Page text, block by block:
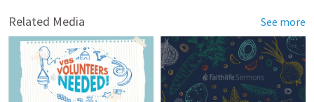
Related Media See more